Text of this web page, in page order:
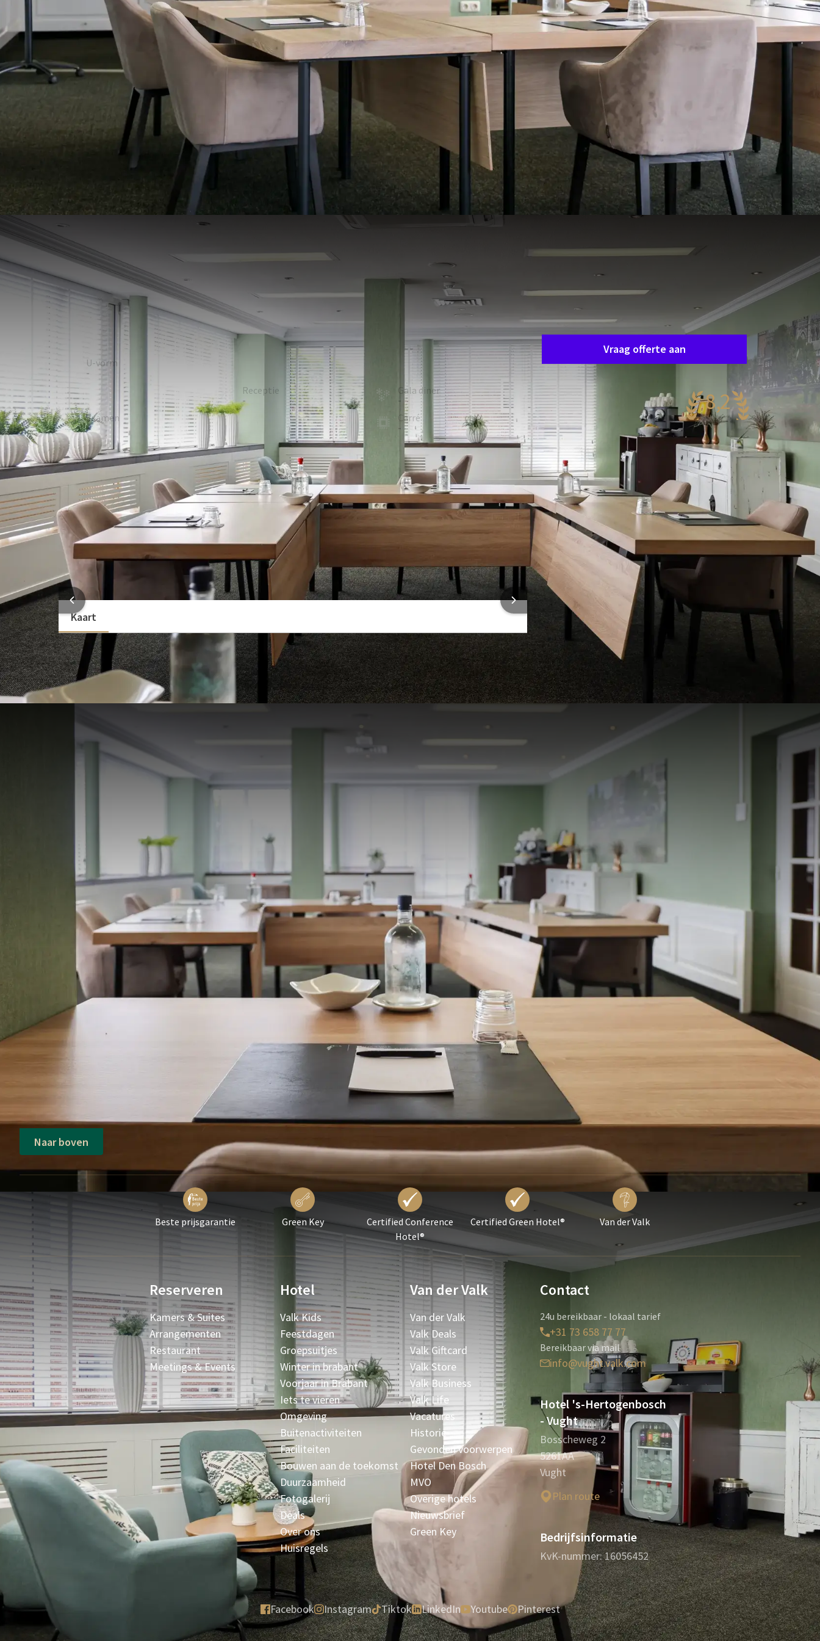
Bossche Broek
ZAAL
66m²
Het Bossche Broek is een lichte sfeervolle zaal met een oppervlakte van 66 m2. De zaal beschikt onder andere
over daglicht, airconditioning en WIFI en is geschikt voor een gezelschap van maximaal 25 gasten. Deze zaal is
voorzien van een Nespresso machine en een koelkastje gevuld met mineraalwater en frisdranken.
U-vorm
-
Boardroom
Theater
School
Receptie
-
Gala diner
-
Examen
-
Carré
-
ZAAL FACILITEITEN
In de zaal
Daglicht
Zaalverduistering
Beamer
Projectiescherm
Schrijfmateriaal
Telefoon
Geluidssysteem
Rolstoeltoegankelijk
Bekijk meer
Zaal aanvraag
Vraag eenvoudig en vrijblijvend een offerte aan en
we nemen spoedig contact op om samen uw
Vraag offerte aan
8,2
Erg mooi
344 reviews
HOTEL INFORMATIE
Kaart
Naar boven
Beste prijsgarantie Green Key
Certified Conference
Hotel®
Certified Green Hotel® Van der Valk
Reserveren
Kamers & Suites
Arrangementen
Restaurant
Meetings & Events
Hotel
Valk Kids
Feestdagen
Groepsuitjes
Winter in brabant
Voorjaar in Brabant
Iets te vieren
Omgeving
Buitenactiviteiten
Faciliteiten
Bouwen aan de toekomst
Duurzaamheid
Fotogalerij
Deals
Over ons
Huisregels
Van der Valk
Van der Valk
Valk Deals
Valk Giftcard
Valk Store
Valk Business
Valk Life
Vacatures
Historie
Gevonden voorwerpen
Hotel Den Bosch
MVO
Overige hotels
Nieuwsbrief
Green Key
Contact
24u bereikbaar - lokaal tarief
+31 73 658 77 77
Bereikbaar via mail
info@vught.valk.com
Hotel 's-Hertogenbosch
- Vught
Bosscheweg 2
5261AA
Vught
Plan route
Bedrijfsinformatie
KvK-nummer: 16056452
Facebook Instagram Tiktok LinkedIn Youtube Pinterest